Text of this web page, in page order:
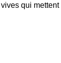
qui